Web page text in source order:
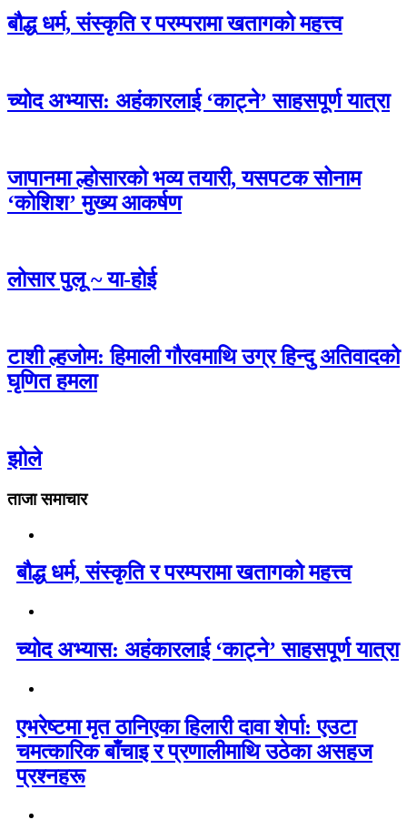
बौद्ध धर्म, संस्कृति र परम्परामा खतागको महत्त्व
च्योद अभ्यास: अहंकारलाई ‘काट्ने’ साहसपूर्ण यात्रा
जापानमा ल्होसारको भव्य तयारी, यसपटक सोनाम
‘कोशिश’ मुख्य आकर्षण
लोसार पुलू ~ या-होई
टाशी ल्हजोम: हिमाली गौरवमाथि उग्र हिन्दु अतिवादको
घृणित हमला
झोले
ताजा समाचार
बौद्ध धर्म, संस्कृति र परम्परामा खतागको महत्त्व
च्योद अभ्यास: अहंकारलाई ‘काट्ने’ साहसपूर्ण यात्रा
एभरेष्टमा मृत ठानिएका हिलारी दावा शेर्पा: एउटा
चमत्कारिक बाँचाइ र प्रणालीमाथि उठेका असहज
प्रश्नहरू